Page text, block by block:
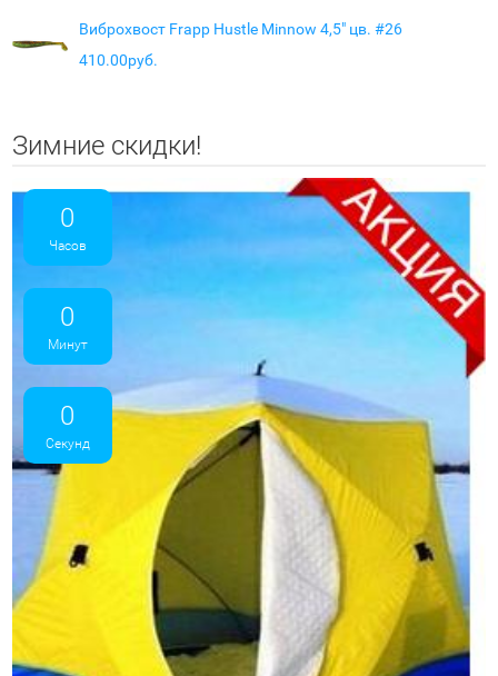
Виброхвост Frapp Hustle Minnow 4,5" цв. #26
410.00руб.
Зимние скидки!
0
Часов
0
Минут
0
Секунд